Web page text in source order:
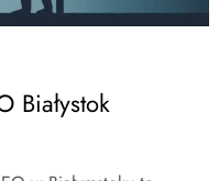
Białystok